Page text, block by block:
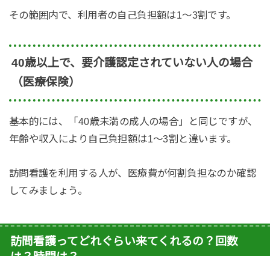
その範囲内で、利用者の自己負担額は1〜3割です。
40歳以上で、要介護認定されていない人の場合
（医療保険）
基本的には、「40歳未満の成人の場合」と同じですが、
年齢や収入により自己負担額は1〜3割と違います。
訪問看護を利用する人が、医療費が何割負担なのか確認
してみましょう。
訪問看護ってどれぐらい来てくれるの？回数